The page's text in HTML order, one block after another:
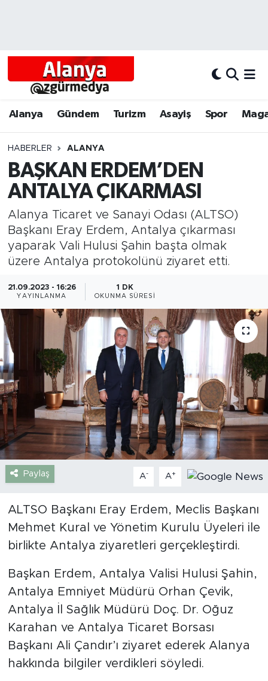
Alanya Gündem Turizm Asayiş Spor
HABERLER ALANYA
BAŞKAN ERDEM’DEN
ANTALYA ÇIKARMASI
Alanya Ticaret ve Sanayi Odası (ALTSO)
Başkanı Eray Erdem, Antalya çıkarması
yaparak Vali Hulusi Şahin başta olmak
üzere Antalya protokolünü ziyaret etti.
21.09.2023 - 16:26
YAYINLANMA
1 DK
OKUNMA SÜRESI
Paylaş A- A+
ALTSO Başkanı Eray Erdem, Meclis Başkanı
Mehmet Kural ve Yönetim Kurulu Üyeleri ile
birlikte Antalya ziyaretleri gerçekleştirdi.
Başkan Erdem, Antalya Valisi Hulusi Şahin,
Antalya Emniyet Müdürü Orhan Çevik,
Antalya İl Sağlık Müdürü Doç. Dr. Oğuz
Karahan ve Antalya Ticaret Borsası
Başkanı Ali Çandır’ı ziyaret ederek Alanya
hakkında bilgiler verdikleri söyledi.
Alanyum
Bölgesel
Dünya
Eğitim
Ekonomi
Gazipaşa
Güncel
Gündem
İnşaat-Emlak
Kültür-Sanat
Sağlık
Siyaset
Spor
Turizm
Yaşam
Yerel
Alanya Hava Durumu
Tüm Manşetler
Son Dakika Haberleri
Haber Arşivi